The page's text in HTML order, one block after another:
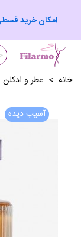
امکان خرید
خانه > عطر و ادکلن
آسیب دیده